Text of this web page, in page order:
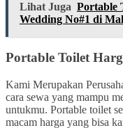
Lihat Juga Portable
Wedding No#1 di
Portable Toilet
Kami Merupakan
cara sewa yang mampu
untukmu. Portable toilet
macam harga yang bisa